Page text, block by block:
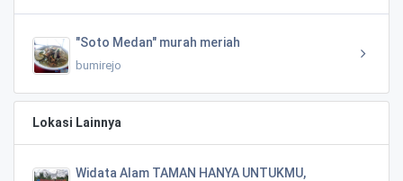
"Soto Medan" murah meriah
bumirejo
Lokasi Lainnya
Widata Alam TAMAN HANYA UNTUKMU,